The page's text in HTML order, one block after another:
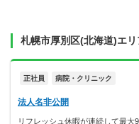
札幌市厚別区(北海道)エ
正社員 病院・クリニック
法人名非公開
リフレッシュ休暇が連続して最大9